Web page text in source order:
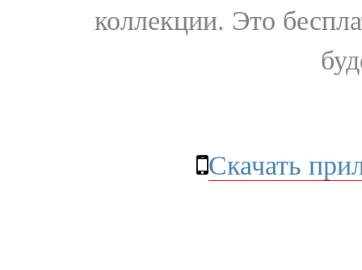
коллекции. Это
Скачать